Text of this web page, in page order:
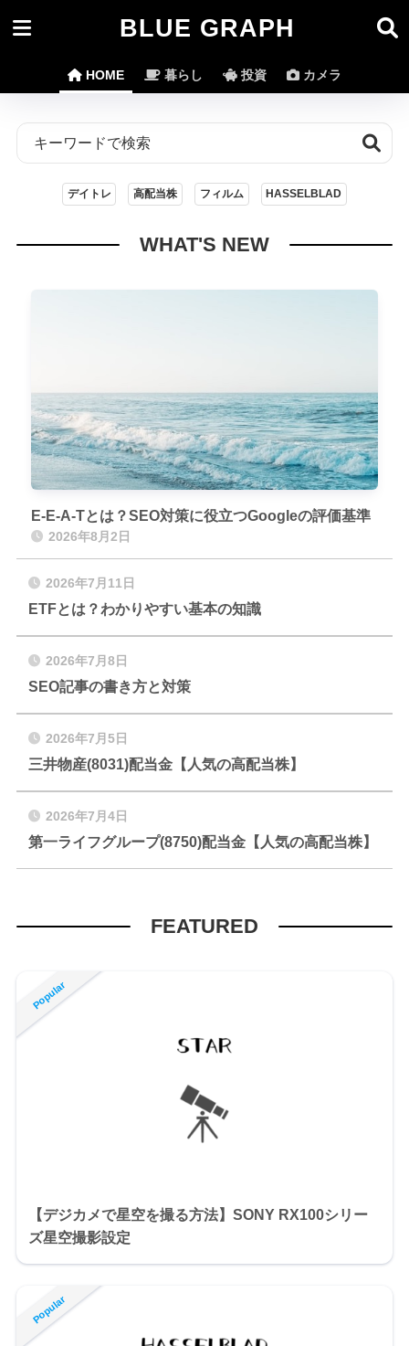
BLUE GRAPH
HOME 暮らし 投資 カメラ
デイトレ 高配当株 フィルム HASSELBLAD
WHAT'S NEW
E-E-A-Tとは？SEO対策に役立つGoogleの評価基準
2026年8月2日
2026年7月11日
ETFとは？わかりやすい基本の知識
2026年7月8日
SEO記事の書き方と対策
2026年7月5日
三井物産(8031)配当金【人気の高配当株】
2026年7月4日
第一ライフグループ(8750)配当金【人気の高配当株】
FEATURED
【デジカメで星空を撮る方法】SONY RX100シリー
ズ星空撮影設定